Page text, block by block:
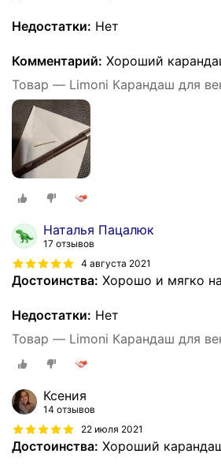
Недостатки: Нет
Комментарий: Хороший
Товар — Limoni Карандаш для
Наталья Пацалюк
17 отзывов
4 августа 2021
Достоинства: Хорошо и мягко
Недостатки: Нет
Товар — Limoni Карандаш для
Ксения
14 отзывов
22 июля 2021
Достоинства: Хороший